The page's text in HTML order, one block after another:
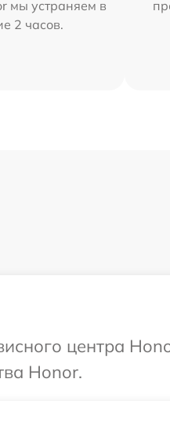
мы устраняем в
2 часов.
центра
Honor.